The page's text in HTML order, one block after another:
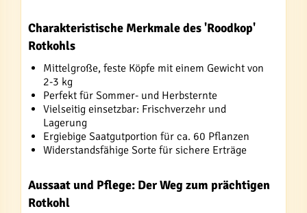
Charakteristische Merkmale des 'Roodkop'
Rotkohls
Mittelgroße, feste Köpfe mit einem Gewicht von
2-3 kg
Perfekt für Sommer- und Herbsternte
Vielseitig einsetzbar: Frischverzehr und
Lagerung
Ergiebige Saatgutportion für ca. 60 Pflanzen
Widerstandsfähige Sorte für sichere Erträge
Aussaat und Pflege: Der Weg zum prächtigen
Rotkohl